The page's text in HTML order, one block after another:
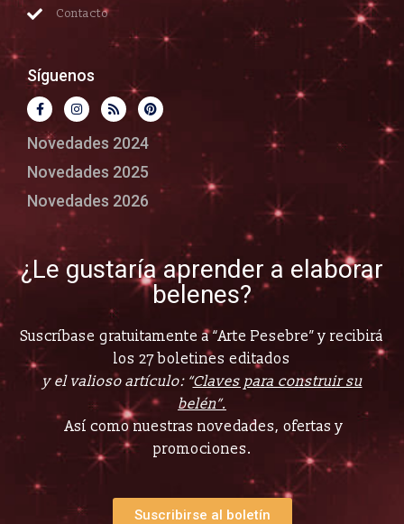
Contacto
Síguenos
Novedades 2024
Novedades 2025
Novedades 2026
¿Le gustaría aprender a elaborar
belenes?
Suscríbase gratuitamente a “Arte Pesebre” y recibirá
los 27 boletines editados
y el valioso artículo: “Claves para construir su
belén”.
Así como nuestras novedades, ofertas y
promociones.
Suscribirse al boletín